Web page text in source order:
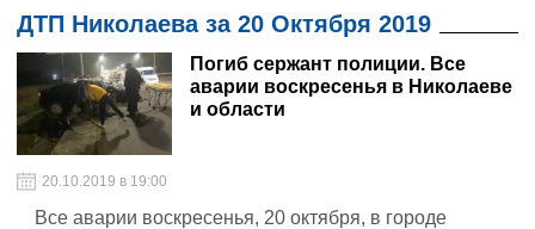
ДТП Николаева за 20 Октября 2019
Погиб сержант полиции. Все
аварии воскресенья в Николаеве
и области
20.10.2019 в 19:00
Все аварии воскресенья, 20 октября, в городе